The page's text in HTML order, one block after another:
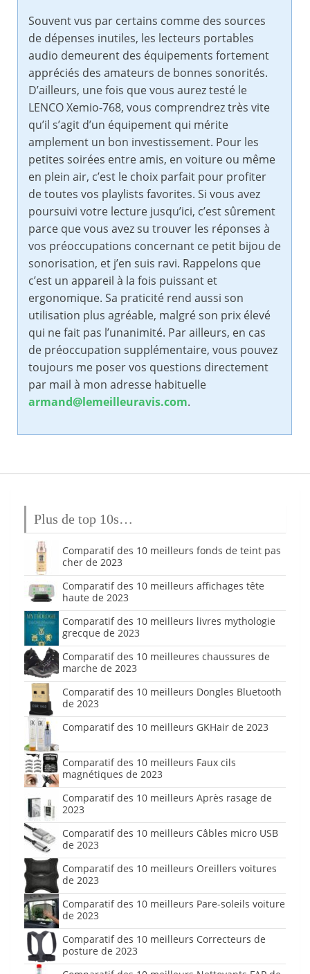
Souvent vus par certains comme des sources
de dépenses inutiles, les lecteurs portables
audio demeurent des équipements fortement
appréciés des amateurs de bonnes sonorités.
D’ailleurs, une fois que vous aurez testé le
LENCO Xemio-768, vous comprendrez très vite
qu’il s’agit d’un équipement qui mérite
amplement un bon investissement. Pour les
petites soirées entre amis, en voiture ou même
en plein air, c’est le choix parfait pour profiter
de toutes vos playlists favorites. Si vous avez
poursuivi votre lecture jusqu’ici, c’est sûrement
parce que vous avez su trouver les réponses à
vos préoccupations concernant ce petit bijou de
sonorisation, et j’en suis ravi. Rappelons que
c’est un appareil à la fois puissant et
ergonomique. Sa praticité rend aussi son
utilisation plus agréable, malgré son prix élevé
qui ne fait pas l’unanimité. Par ailleurs, en cas
de préoccupation supplémentaire, vous pouvez
toujours me poser vos questions directement
par mail à mon adresse habituelle
armand@lemeilleuravis.com.
Plus de top 10s…
Comparatif des 10 meilleurs fonds de teint pas
cher de 2023
Comparatif des 10 meilleurs affichages tête
haute de 2023
Comparatif des 10 meilleurs livres mythologie
grecque de 2023
Comparatif des 10 meilleures chaussures de
marche de 2023
Comparatif des 10 meilleurs Dongles Bluetooth
de 2023
Comparatif des 10 meilleurs GKHair de 2023
Comparatif des 10 meilleurs Faux cils
magnétiques de 2023
Comparatif des 10 meilleurs Après rasage de
2023
Comparatif des 10 meilleurs Câbles micro USB
de 2023
Comparatif des 10 meilleurs Oreillers voitures
de 2023
Comparatif des 10 meilleurs Pare-soleils voiture
de 2023
Comparatif des 10 meilleurs Correcteurs de
posture de 2023